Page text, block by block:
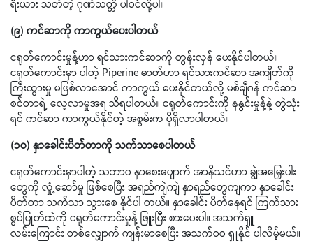
ရီးယား သတ်တဲ့ ဂုဏ်သတ္တိ ပါဝင်လို့ပါ။
(၉) ကင်ဆာကို ကာကွယ်ပေးပါတယ်
ငရုတ်ကောင်းမှုန့်ဟာ ရင်သားကင်ဆာကို တွန်းလှန် ပေးနိုင်ပါတယ်။
ငရုတ်ကောင်းမှာ ပါတဲ့ Piperine ဓာတ်ဟာ ရင်သားကင်ဆာ အကျိတ်ကို
ကြီးထွားမှု မဖြစ်လာအောင် ကာကွယ် ပေးနိုင်တယ်လို့ မစ်ချီဂန် ကင်ဆာ
စင်တာရဲ့ လေ့လာမှုအရ သိရပါတယ်။ ငရုတ်ကောင်းကို နနွင်းမှုန့်နဲ့ တွဲသုံး
ရင် ကင်ဆာ ကာကွယ်နိုင်တဲ့ အစွမ်းက ပိုရှိလာပါတယ်။
(၁ဝ) နှာခေါင်းပိတ်တာကို သက်သာစေပါတယ်
ငရုတ်ကောင်းမှာပါတဲ့ သဘာဝ နှာစေးပျောက် အာနိသင်ဟာ ချွဲအမြှေးပါး
တွေကို လှုံ့ဆော်မှု ဖြစ်စေပြီး အရည်ကျဲကျဲ နှာရည်တွေကျကာ နှာခေါင်း
ပိတ်တာ သက်သာ သွားစေ နိုင်ပါ တယ်။ နှာခေါင်း ပိတ်နေရင် ကြက်သား
စွပ်ပြုတ်ထဲကို ငရုတ်ကောင်းမှုန့် ဖြူးပြီး စားပေးပါ။ အသက်ရှူ
လမ်းကြောင်း တစ်လျှောက် ကျန်းမာစေပြီး အသက်ဝဝ ရှူနိုင် ပါလိမ့်မယ်။